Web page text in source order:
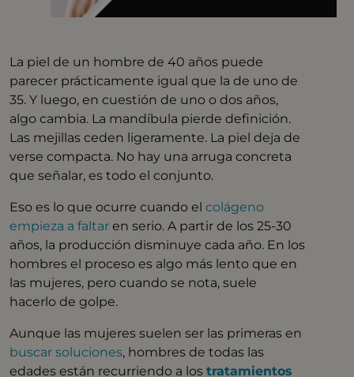
La piel de un hombre de 40 años puede
parecer prácticamente igual que la de uno de
35. Y luego, en cuestión de uno o dos años,
algo cambia. La mandíbula pierde definición.
Las mejillas ceden ligeramente. La piel deja de
verse compacta. No hay una arruga concreta
que señalar, es todo el conjunto.
Eso es lo que ocurre cuando elcolágeno
empieza a faltar en serio. A partir de los 25-30
años, la producción disminuye cada año. En los
hombres el proceso es algo más lento que en
las mujeres, pero cuando se nota, suele
hacerlo de golpe.
Aunque las mujeres suelen ser las primeras en
buscar soluciones, hombres de todas las
edades están recurriendo a lostratamientos